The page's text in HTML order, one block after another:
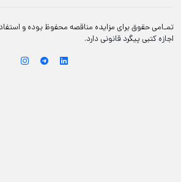
تمـامی حقوق برای مزایده مناقصه محفوظ بوده و
اجازه کتبی پیگرد قانونی دارد.